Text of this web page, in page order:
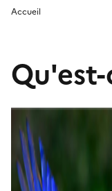
Accueil